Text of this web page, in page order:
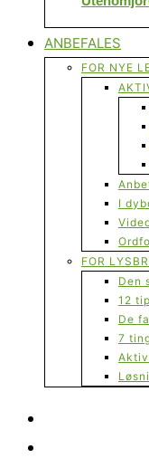
ANBEFALES
FOR NYE
I
FOR
Den
12
De
7